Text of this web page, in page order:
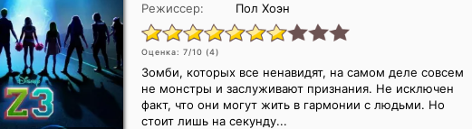
Режиссер:
Пол Хоэн
Оценка: 7/10 (4)
Зомби, которых все ненавидят, на самом деле совсем
не монстры и заслуживают признания. Не исключен
факт, что они могут жить в гармонии с людьми. Но
стоит лишь на секунду...